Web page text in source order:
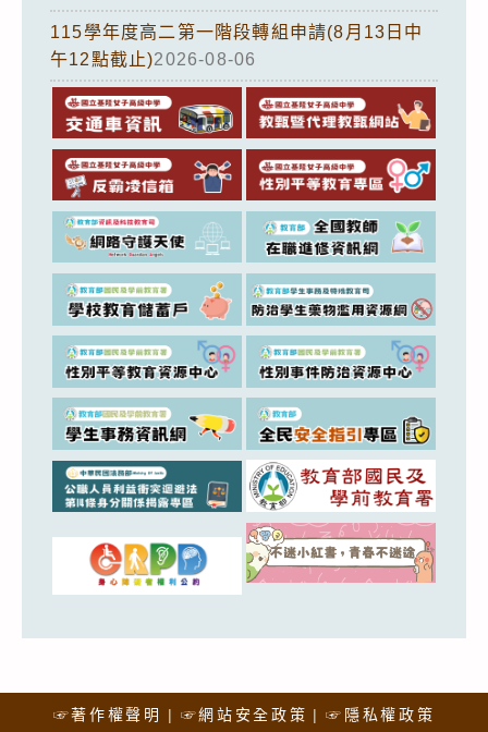
115學年度高二第一階段轉組申請(8月13日中
午12點截止)2026-08-06
☞著作權聲明 ☞網站安全政策 ☞隱私權政策